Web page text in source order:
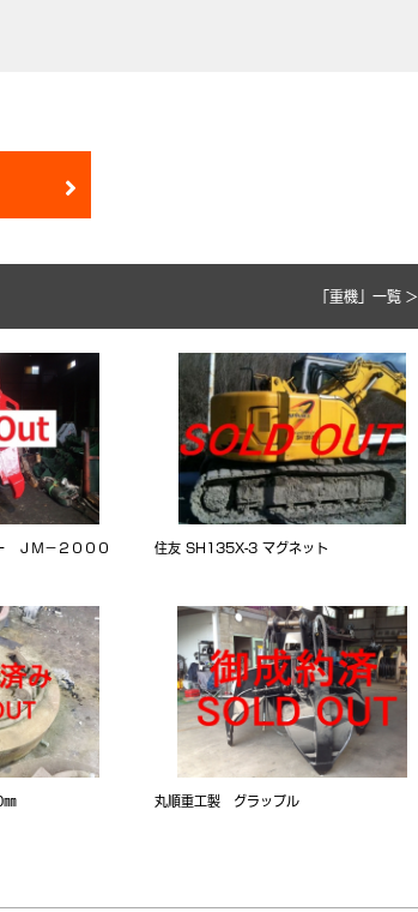
「重機」一覧 >
ＪＭ－２０００ 住友 SH135X-3 マグネット
丸順重工製 グラップル